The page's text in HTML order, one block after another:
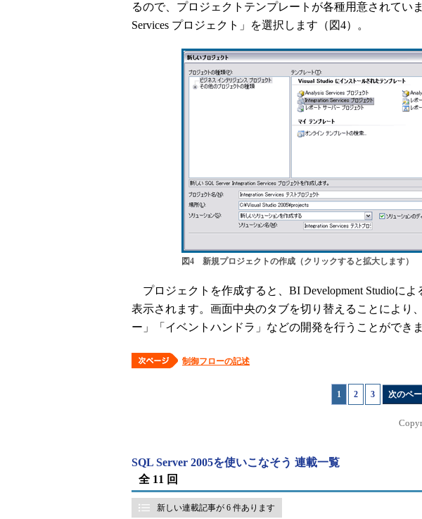
るので、プロジェクトテンプレートが各種用意されてい
Services プロジェクト」を選択します（図4）。
図4 新規プロジェクトの作成（クリックすると拡大します）
プロジェクトを作成すると、BI Development Studioによ
表示されます。画面中央のタブを切り替えることにより
ー」「イベントハンドラ」などの開発を行うことができ
制御フローの記述
1 2 3 次のペ
SQL Server 2005を使いこなそう 連載一覧
全 11 回
新しい連載記事が 6 件あります